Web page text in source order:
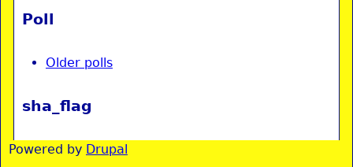
Poll
Older polls
sha_flag
Powered by Drupal